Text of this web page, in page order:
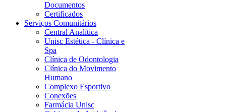
Documentos
Certificados
Serviços Comunitários
Central Analítica
Unisc Estética - Clínica e
Spa
Clínica de Odontologia
Clínica do Movimento
Humano
Complexo Esportivo
Conexões
Farmácia Unisc